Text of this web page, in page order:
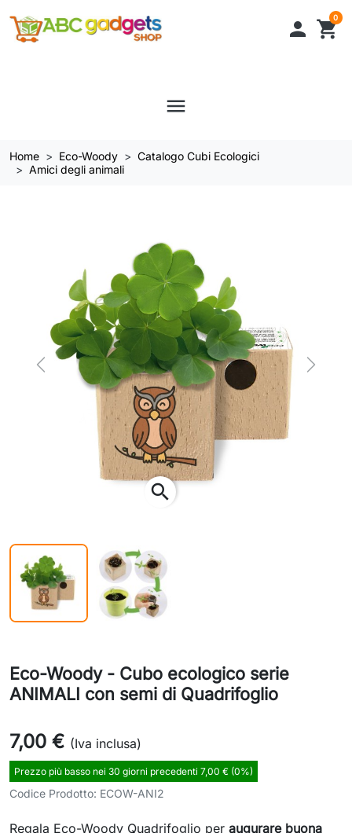
 shopping_cart
0
menu
Home Eco-Woody
Catalogo Cubi Ecologici
Amici degli animali
Previous Next
search
Eco-Woody - Cubo ecologico serie
ANIMALI con semi di Quadrifoglio
7,00 € (Iva inclusa)
Prezzo più basso nei 30 giorni precedenti 7,00 € (0%)
Codice Prodotto: ECOW-ANI2
Regala Eco-Woody Quadrifoglio per augurare buona